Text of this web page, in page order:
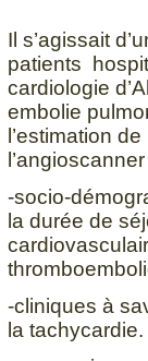
Il s’agissait
patients
cardiologie
embolie
l’estimation
-socio-
la durée de
-cliniques à
la tachycardie.